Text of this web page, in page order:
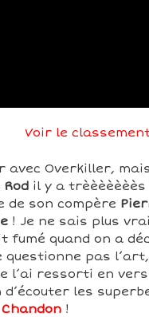
Voir le
avec Overkiller,
Rod il y a
de son compère
! Je ne sais plus
fumé quand on a
questionne pas
l’ai ressorti en
d’écouter les
!